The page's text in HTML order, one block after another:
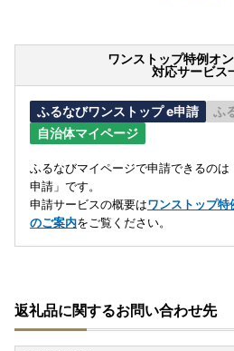
ワンストップ特例オ
対応サービス
ふるなびワンストップ e申請
ふ
自治体マイページ
ふるなびマイページで申請できるの
申請」です。
申請サービスの概要はワンストップ特
のご案内をご覧ください。
返礼品に関するお問い合わせ先